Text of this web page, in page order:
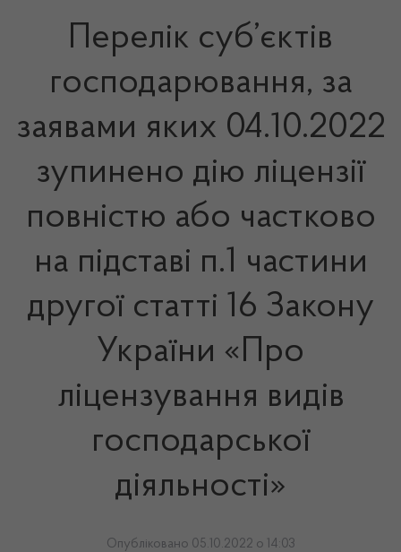
Перелік суб’єктів
господарювання, за
заявами яких 04.10.2022
зупинено дію ліцензії
повністю або частково
на підставі п.1 частини
другої статті 16 Закону
України «Про
ліцензування видів
господарської
діяльності»
Опубліковано 05.10.2022 о 14:03